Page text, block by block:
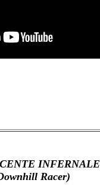
INFERNALE
Racer)